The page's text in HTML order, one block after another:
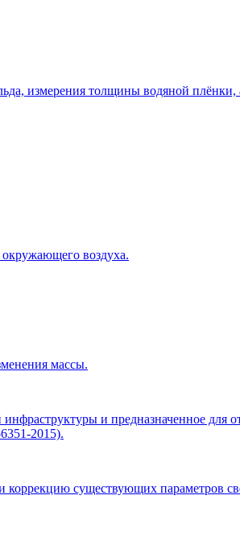
измерения толщины водяной
воздуха.
массы.
и предназначенное
2015).
существующих параметров